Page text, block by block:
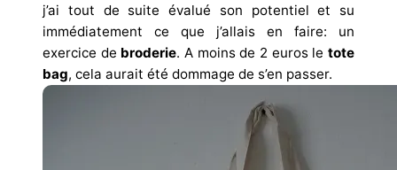
j’ai tout de suite évalué son potentiel et su
immédiatement ce que j’allais en faire: un
exercice de broderie. A moins de 2 euros letote
bag, cela aurait été dommage de s’en passer.